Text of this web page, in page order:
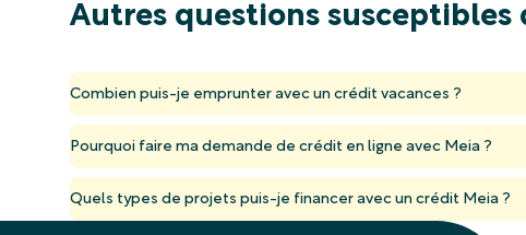
Autres questions susceptibles
Combien puis-je emprunter avec un crédit vacances ?
Pourquoi faire ma demande de crédit en ligne avec Meia ?
Quels types de projets puis-je financer avec un crédit Meia ?